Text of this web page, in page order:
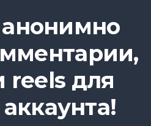
reels для